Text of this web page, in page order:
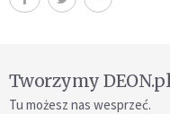
Tworzymy
Tu możesz nas wesprzeć.